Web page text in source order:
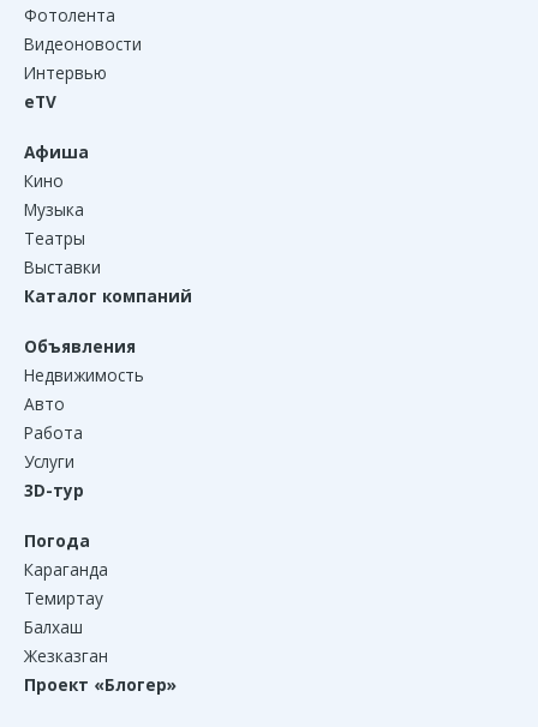
Фотолента
Видеоновости
Интервью
eTV
Афиша
Кино
Музыка
Театры
Выставки
Каталог компаний
Объявления
Недвижимость
Авто
Работа
Услуги
3D-тур
Погода
Караганда
Темиртау
Балхаш
Жезказган
Проект «Блогер»